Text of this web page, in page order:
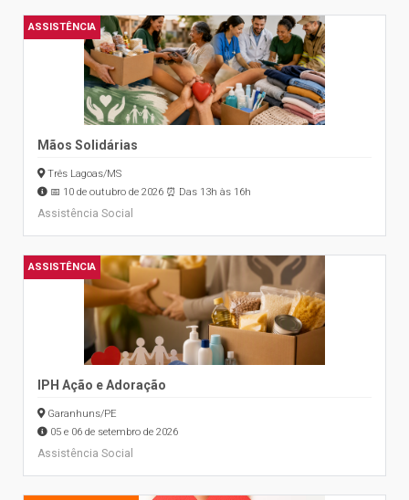
ASSISTÊNCIA
Mãos Solidárias
Três Lagoas/MS
📅 10 de outubro de 2026 ⏰ Das 13h às 16h
Assistência Social
ASSISTÊNCIA
IPH Ação e Adoração
Garanhuns/PE
05 e 06 de setembro de 2026
Assistência Social